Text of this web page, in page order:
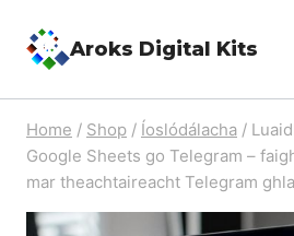
Aroks Digital Kits
Home / Shop / Íoslódálacha /
Google Sheets go Telegram –
mar theachtaireacht Telegram